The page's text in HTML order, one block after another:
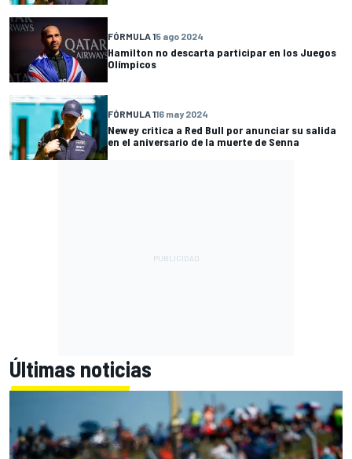
FÓRMULA 15 ago 2024
Hamilton no descarta participar en los Juegos
Olímpicos
FÓRMULA 116 may 2024
Newey critica a Red Bull por anunciar su salida
en el aniversario de la muerte de Senna
Últimas noticias